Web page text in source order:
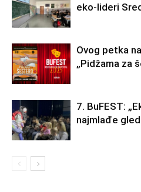
eko-lideri
Ovog petka
„Pidžama za
7. BuFEST:
najmlađe